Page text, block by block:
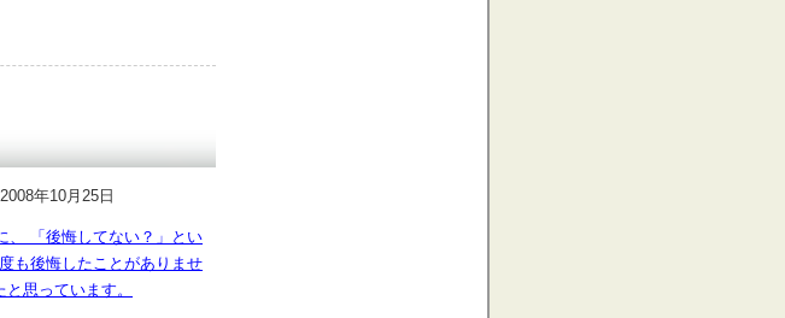
2008年10月25日
、 「後悔してない？」とい
も後悔したことがありませ
思っています。